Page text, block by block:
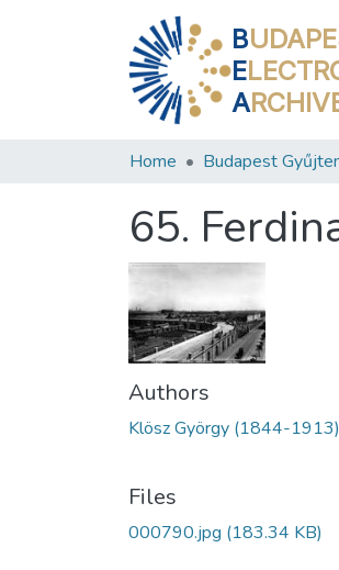
B
E
A
Home Budapest
65.
Authors
Klösz György (1844-1913)
Files
000790.jpg (183.34 KB)